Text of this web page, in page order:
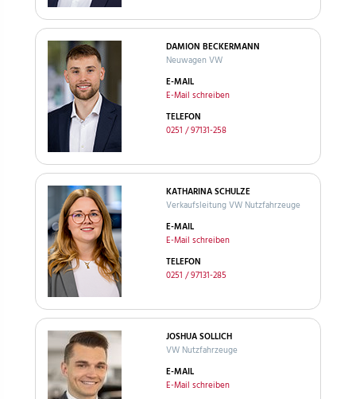
DAMION BECKERMANN
Neuwagen VW
E-MAIL
E-Mail schreiben
TELEFON
0251 / 97131-258
KATHARINA SCHULZE
Verkaufsleitung VW Nutzfahrzeuge
E-MAIL
E-Mail schreiben
TELEFON
0251 / 97131-285
JOSHUA SOLLICH
VW Nutzfahrzeuge
E-MAIL
E-Mail schreiben